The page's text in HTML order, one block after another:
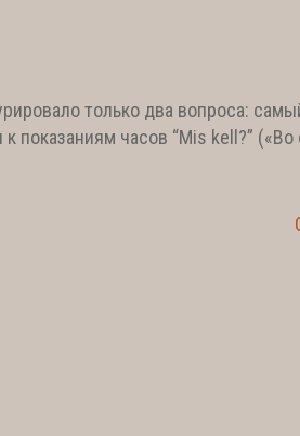
только два вопроса:
показаниям часов “Mis kell?”